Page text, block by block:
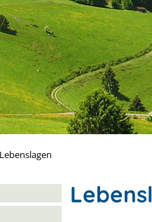
Lebenslagen